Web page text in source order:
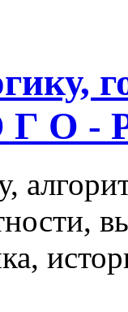
Г О -